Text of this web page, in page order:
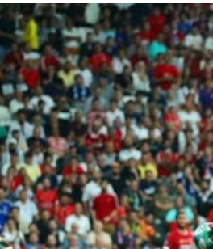
2020 ] Το σκληρό φθινόπωρο και το
2020 ] Μακάριος Λαζαρίδης: Έργο!
2026 ] Οι μαθητευόμενοι μάγοι της
2026 ] Κ. Μητσοτάκης, Α. Τσίπρας, Μ.
της Άνοιξης
ΑΠΟΨΕΙΣ
2026 ] “Τίς γλαῦκ’ Ἀθήναζ’ ἤγαγεν”;
2026 ] Το μεγάλο «ριφιφί» του Ταμείου
2026 ] 22 πρώην στελέχη της «Ελπίδας»